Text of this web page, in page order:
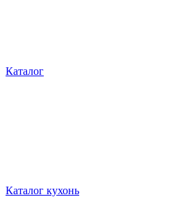
Каталог
Каталог кухонь